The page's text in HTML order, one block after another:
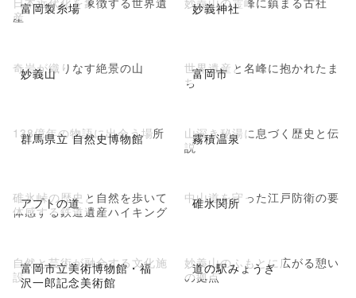
富岡製糸場
産
妙義神社
妙義山
奇岩が織りなす絶景の山 富岡市
世界遺産と名峰に抱かれたま
ち
群馬県立 自然史博物館
138億年の物語に出会う場所 霧積温泉
山深き秘湯に息づく歴史と伝
説
アプトの道
碓氷峠の歴史と自然を歩いて
体感する鉄道遺産ハイキング
碓氷関所
中山道を守った江戸防衛の要
富岡市立美術博物館・福
沢一郎記念美術館
自然と芸術が融合する文化施
設
道の駅みょうぎ
妙義山のふもとに広がる憩い
の拠点